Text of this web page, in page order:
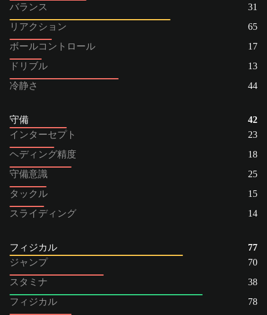
バランス
31
リアクション
65
ボールコントロール
17
ドリブル
13
冷静さ
44
守備
42
インターセプト
23
ヘディング精度
18
守備意識
25
タックル
15
スライディング
14
フィジカル
77
ジャンプ
70
スタミナ
38
フィジカル
78